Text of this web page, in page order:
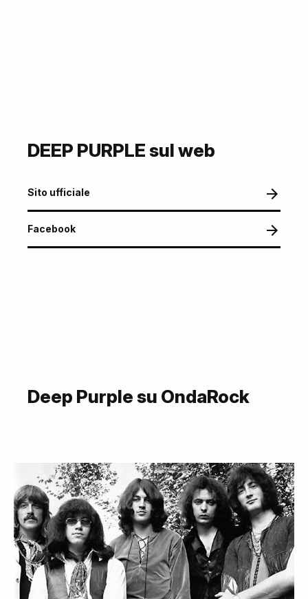
DEEP PURPLE sul web
Sito ufficiale
Facebook
Deep Purple su OndaRock